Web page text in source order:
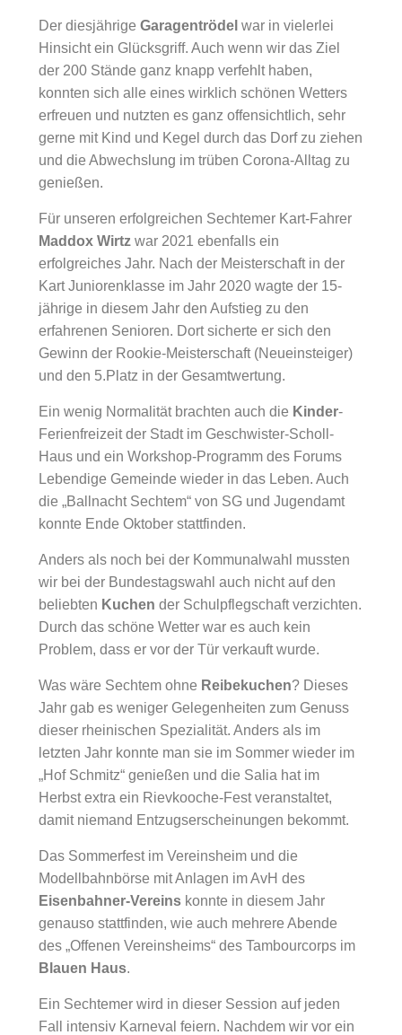
Der diesjährige Garagentrödel war in vielerlei
Hinsicht ein Glücksgriff. Auch wenn wir das Ziel
der 200 Stände ganz knapp verfehlt haben,
konnten sich alle eines wirklich schönen Wetters
erfreuen und nutzten es ganz offensichtlich, sehr
gerne mit Kind und Kegel durch das Dorf zu ziehen
und die Abwechslung im trüben Corona-Alltag zu
genießen.
Für unseren erfolgreichen Sechtemer Kart-Fahrer
Maddox Wirtz war 2021 ebenfalls ein
erfolgreiches Jahr. Nach der Meisterschaft in der
Kart Juniorenklasse im Jahr 2020 wagte der 15-
jährige in diesem Jahr den Aufstieg zu den
erfahrenen Senioren. Dort sicherte er sich den
Gewinn der Rookie-Meisterschaft (Neueinsteiger)
und den 5.Platz in der Gesamtwertung.
Ein wenig Normalität brachten auch die Kinder-
Ferienfreizeit der Stadt im Geschwister-Scholl-
Haus und ein Workshop-Programm des Forums
Lebendige Gemeinde wieder in das Leben. Auch
die „Ballnacht Sechtem“ von SG und Jugendamt
konnte Ende Oktober stattfinden.
Anders als noch bei der Kommunalwahl mussten
wir bei der Bundestagswahl auch nicht auf den
beliebten Kuchen der Schulpflegschaft verzichten.
Durch das schöne Wetter war es auch kein
Problem, dass er vor der Tür verkauft wurde.
Was wäre Sechtem ohne Reibekuchen? Dieses
Jahr gab es weniger Gelegenheiten zum Genuss
dieser rheinischen Spezialität. Anders als im
letzten Jahr konnte man sie im Sommer wieder im
„Hof Schmitz“ genießen und die Salia hat im
Herbst extra ein Rievkooche-Fest veranstaltet,
damit niemand Entzugserscheinungen bekommt.
Das Sommerfest im Vereinsheim und die
Modellbahnbörse mit Anlagen im AvH des
Eisenbahner-Vereins konnte in diesem Jahr
genauso stattfinden, wie auch mehrere Abende
des „Offenen Vereinsheims“ des Tambourcorps im
Blauen Haus.
Ein Sechtemer wird in dieser Session auf jeden
Fall intensiv Karneval feiern. Nachdem wir vor ein